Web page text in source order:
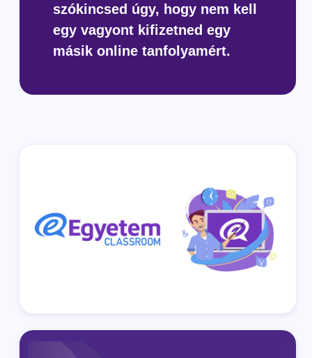
szókincsed úgy, hogy nem kell
egy vagyont kifizetned egy
másik online tanfolyamért.